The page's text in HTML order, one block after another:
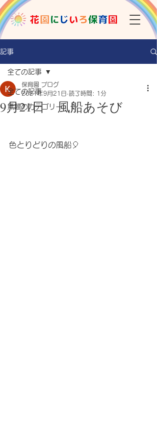
記事
全ての記事
無題のカテゴリー
全ての記事
9月21日 風船あそび
保育園 ブログ
2021年9月21日 読了時間: 1分
色とりどりの風船🎈